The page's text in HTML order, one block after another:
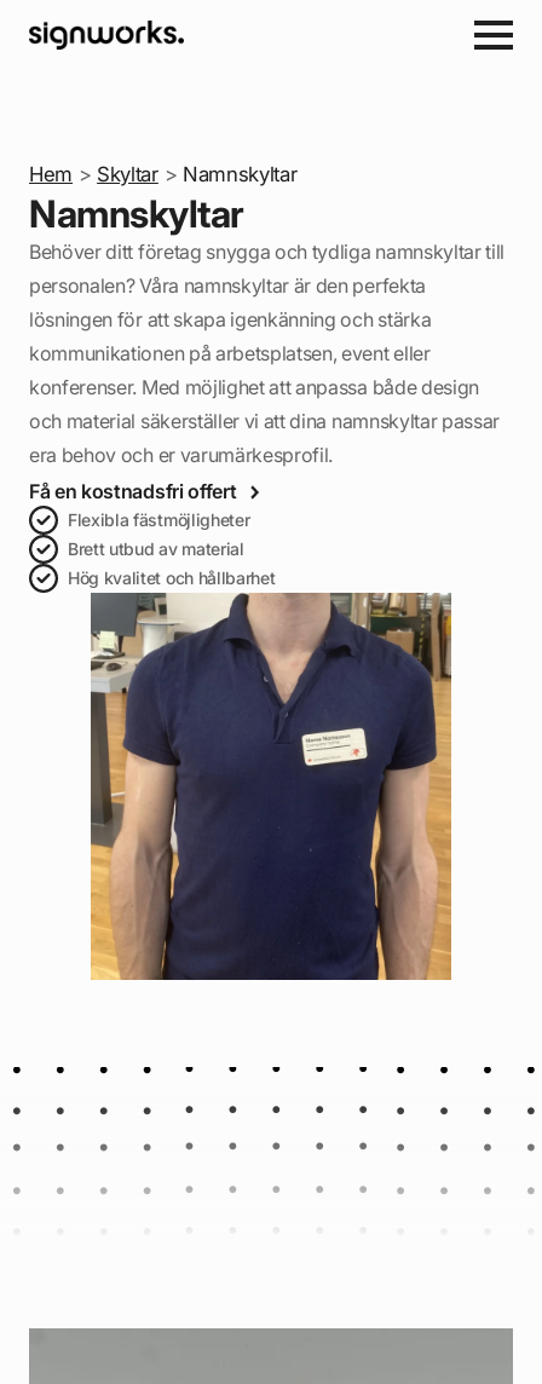
Hem > Skyltar> Namnskyltar
Namnskyltar
Behöver ditt företag snygga och tydliga namnskyltar till
personalen? Våra namnskyltar är den perfekta
lösningen för att skapa igenkänning och stärka
kommunikationen på arbetsplatsen, event eller
konferenser. Med möjlighet att anpassa både design
och material säkerställer vi att dina namnskyltar passar
era behov och er varumärkesprofil.
Få en kostnadsfri offert
Flexibla fästmöjligheter
Brett utbud av material
Hög kvalitet och hållbarhet